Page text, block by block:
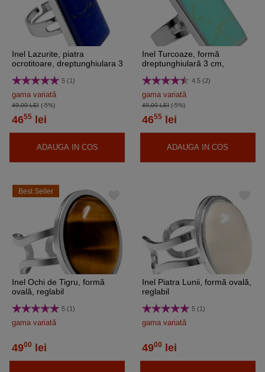
Inel Lazurite, piatra
ocrotitoare, dreptunghiulara 3
5 (1)
gama variată
49,00 LEI(-5%)
4655lei
ADAUGA IN COS
Inel Turcoaze, formă
dreptunghiulară 3 cm,
4.5 (2)
gama variată
49,00 LEI(-5%)
4655 lei
ADAUGA IN COS
Best Seller
Inel Ochi de Tigru, formă
ovală, reglabil
5 (1)
gama variată
4900 lei
Inel Piatra Lunii, formă ovală,
reglabil
5 (1)
gama variată
4900 lei